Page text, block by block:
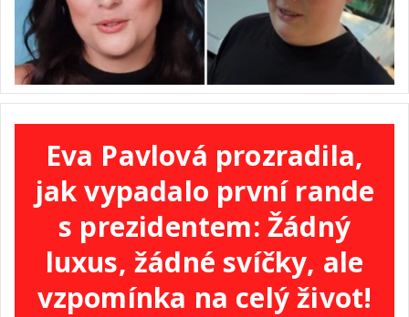
Eva Pavlová prozradila,
jak vypadalo první rande
s prezidentem: Žádný
luxus, žádné svíčky, ale
vzpomínka na celý život!